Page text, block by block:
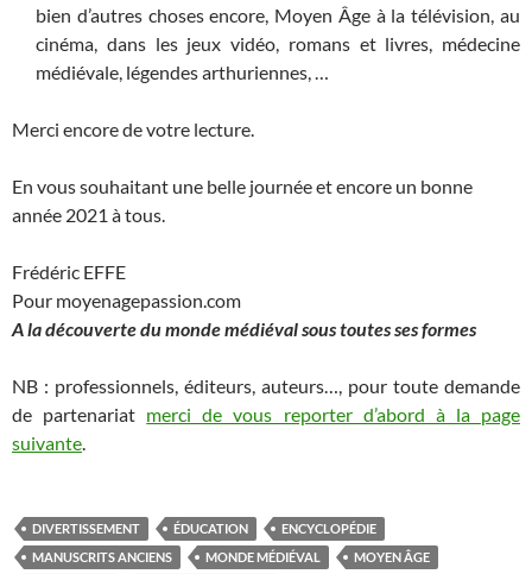
bien d’autres choses encore, Moyen Âge à la télévision, au
cinéma, dans les jeux vidéo, romans et livres, médecine
médiévale, légendes arthuriennes, …
Merci encore de votre lecture.
En vous souhaitant une belle journée et encore un bonne
année 2021 à tous.
Frédéric EFFE
Pour moyenagepassion.com
A la découverte du monde médiéval sous toutes ses formes
NB : professionnels, éditeurs, auteurs…, pour toute demande
de partenariat merci de vous reporter d’abord à la page
suivante.
DIVERTISSEMENT ÉDUCATION
ENCYCLOPÉDIE
MANUSCRITS ANCIENS
MONDE MÉDIÉVAL
MOYEN ÂGE